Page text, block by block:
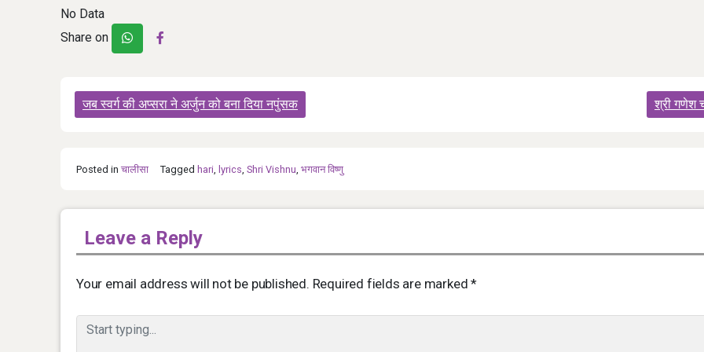
No Data
Share on
Post
navigation
जब स्वर्ग की अप्सरा ने अर्जुन को बना दिया नपुंसक श्री गणेश
Posted in चालीसा Tagged hari, lyrics, Shri Vishnu, भगवान विष्णु
Leave a Reply
Your email address will not be published. Required fields are marked*